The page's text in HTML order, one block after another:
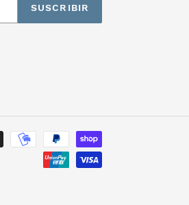
SUSCRIBIR
de
pago